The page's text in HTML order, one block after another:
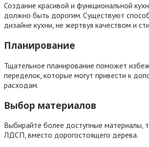
Создание красивой и функциональной
должно быть дорогим. Существуют
дизайне кухни, не жертвуя качеством и
Планирование
Тщательное планирование поможет
переделок, которые могут привести к
расходам.
Выбор материалов
Выбирайте более доступные материалы,
ЛДСП, вместо дорогостоящего дерева.